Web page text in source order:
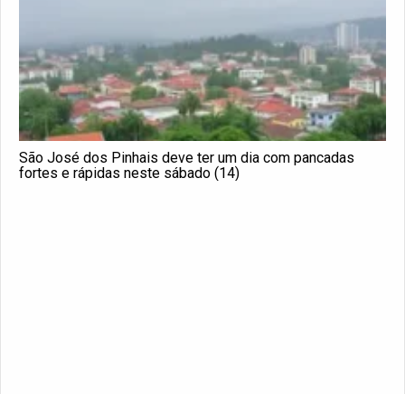
São José dos Pinhais deve ter um dia com pancadas
fortes e rápidas neste sábado (14)